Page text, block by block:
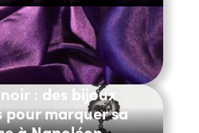
: des bijoux
marquer sa